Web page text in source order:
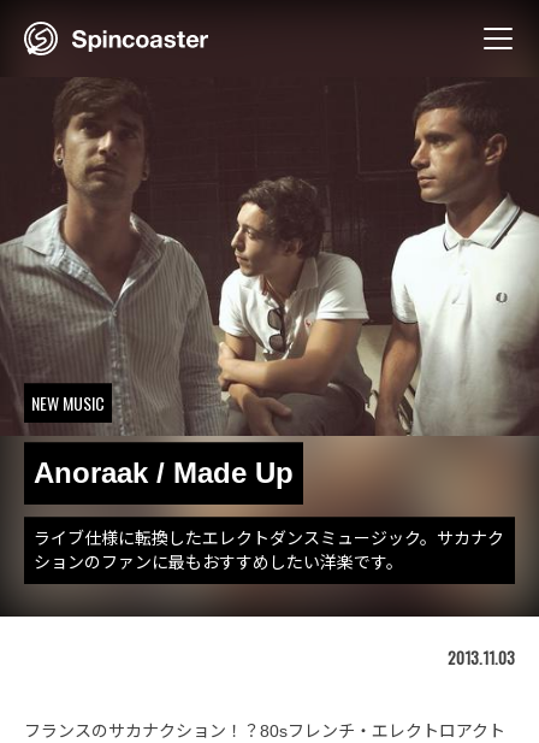
NEW MUSIC
Anoraak / Made Up
ライブ仕様に転換したエレクトダンスミュージック。サカナク
ションのファンに最もおすすめしたい洋楽です。
2013.11.03
フランスのサカナクション！？80sフレンチ・エレクトロアクト